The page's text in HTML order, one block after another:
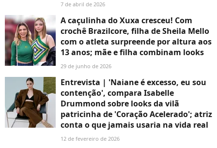
7 de abril de 2026
A caçulinha do Xuxa cresceu! Com
crochê Brazilcore, filha de Sheila Mello
com o atleta surpreende por altura aos
13 anos; mãe e filha combinam looks
29 de junho de 2026
Entrevista | 'Naiane é excesso, eu sou
contenção', compara Isabelle
Drummond sobre looks da vilã
patricinha de 'Coração Acelerado'; atriz
conta o que jamais usaria na vida real
12 de fevereiro de 2026